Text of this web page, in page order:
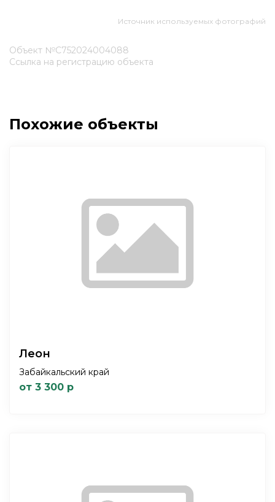
Источник используемых фотографий
Объект №С752024004088
Ссылка на регистрацию объекта
Похожие объекты
Леон
Забайкальский край
от 3 300 р